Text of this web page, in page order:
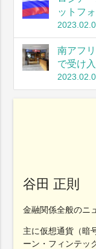
ットフ
南アフ
で受け
谷田 正則
金融関係全般のニ
主に仮想通貨（暗
ーン・フィンテッ